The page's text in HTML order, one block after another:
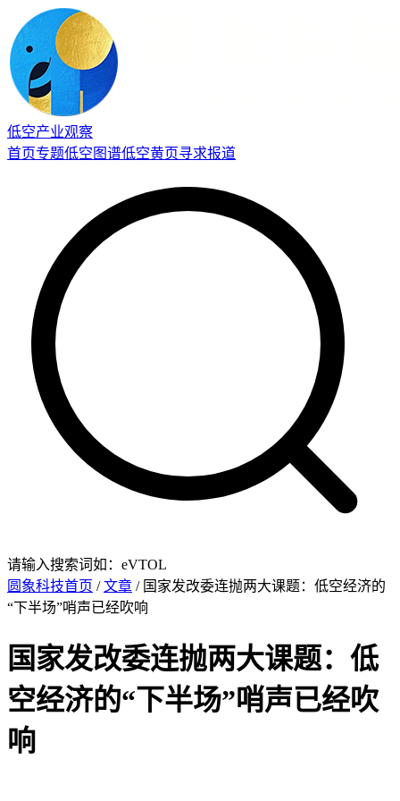
低空产业观察
首页专题低空图谱低空黄页寻求报道
请输入搜索词如：eVTOL
圆象科技首页 /文章 / 国家发改委连抛两大课题：低空经济的
“下半场”哨声已经吹响
国家发改委连抛两大课题：低
空经济的“下半场”哨声已经吹
响